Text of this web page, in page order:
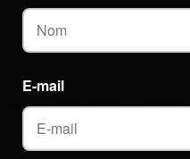
E-mail